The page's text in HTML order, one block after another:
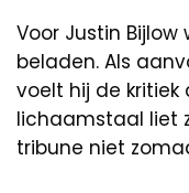
Voor Justin
beladen. Als
voelt hij de kritiek
lichaamstaal liet
tribune niet